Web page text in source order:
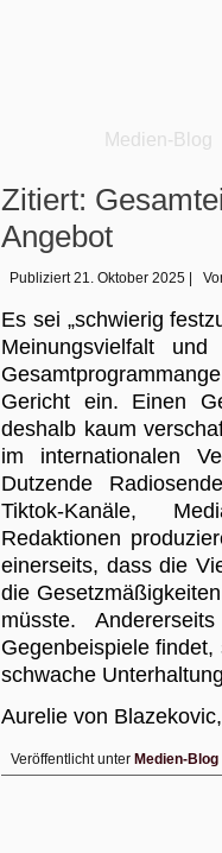
Medien-Blog
Zitiert:
Angebot
Publiziert 21. Oktober 2025
Es sei „schwierig
Meinungsvielfalt
Gericht ein. Einen
deshalb kaum
im internationalen
Dutzende
Tiktok-Kanäle,
Redaktionen
einerseits, dass die
die
müsste.
Gegenbeispiele
schwache
Aurelie von
Veröffentlicht unter Medien-Blog